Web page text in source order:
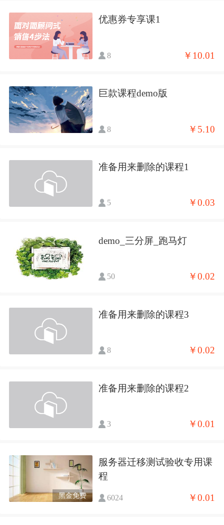
优惠券专享课1
8 ￥10.01
巨款课程demo版
8 ￥5.10
准备用来删除的课程1
5 ￥0.03
demo_三分屏_跑马灯
50 ￥0.02
准备用来删除的课程3
8 ￥0.02
准备用来删除的课程2
3 ￥0.01
黑金免费
服务器迁移测试验收专用课
程
6024 ￥0.01